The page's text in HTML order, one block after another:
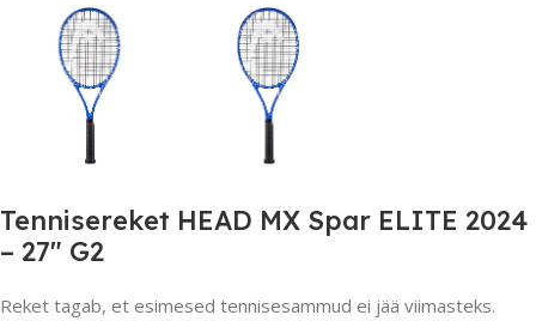
Tennisereket HEAD MX Spar ELITE 2024
– 27″ G2
Reket tagab, et esimesed tennisesammud ei jää viimasteks.